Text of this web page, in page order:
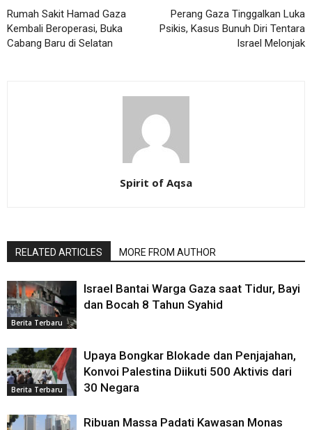
Rumah Sakit Hamad Gaza
Kembali Beroperasi, Buka
Cabang Baru di Selatan
Perang Gaza Tinggalkan Luka
Psikis, Kasus Bunuh Diri Tentara
Israel Melonjak
Spirit of Aqsa
RELATED ARTICLES MORE FROM AUTHOR
Berita Terbaru
Israel Bantai Warga Gaza saat Tidur, Bayi
dan Bocah 8 Tahun Syahid
Berita Terbaru
Upaya Bongkar Blokade dan Penjajahan,
Konvoi Palestina Diikuti 500 Aktivis dari
30 Negara
Ribuan Massa Padati Kawasan Monas